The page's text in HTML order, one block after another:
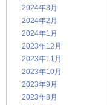
2024年3月
2024年2月
2024年1月
2023年12月
2023年11月
2023年10月
2023年9月
2023年8月